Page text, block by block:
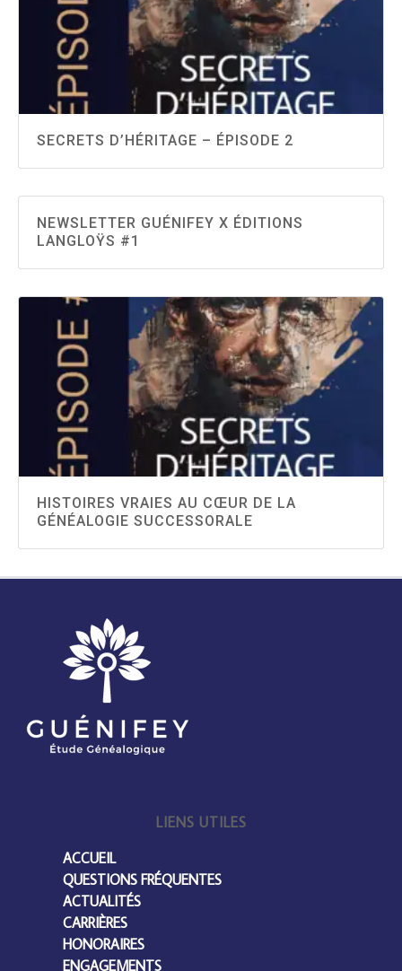
SECRETS D’HÉRITAGE – ÉPISODE 2
NEWSLETTER GUÉNIFEY X ÉDITIONS
LANGLOŸS #1
HISTOIRES VRAIES AU CŒUR DE LA
GÉNÉALOGIE SUCCESSORALE
LIENS UTILES
ACCUEIL
QUESTIONS FRÉQUENTES
ACTUALITÉS
CARRIÈRES
HONORAIRES
ENGAGEMENTS